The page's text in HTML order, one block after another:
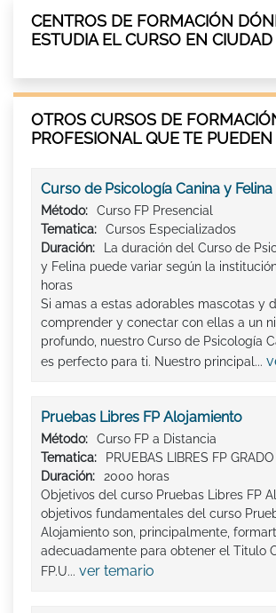
CENTROS DE FORMACIÓN
ESTUDIA EL CURSO EN
OTROS CURSOS DE
PROFESIONAL QUE TE
Curso de Psicología Canina y Felina
Método:
Curso FP Presencial
Tematica:
Cursos Especializados
Duración:
La duración del Curso de
y Felina puede variar según la
horas
Si amas a estas adorables mascotas y
comprender y conectar con ellas a un
profundo, nuestro Curso de Psicología
es perfecto para ti. Nuestro principal...
Pruebas Libres FP Alojamiento
Método:
Curso FP a Distancia
Tematica:
PRUEBAS LIBRES FP
Duración:
2000 horas
Objetivos del curso Pruebas Libres FP
objetivos fundamentales del curso
Alojamiento son, principalmente,
adecuadamente para obtener el Titulo
FP.U... ver temario